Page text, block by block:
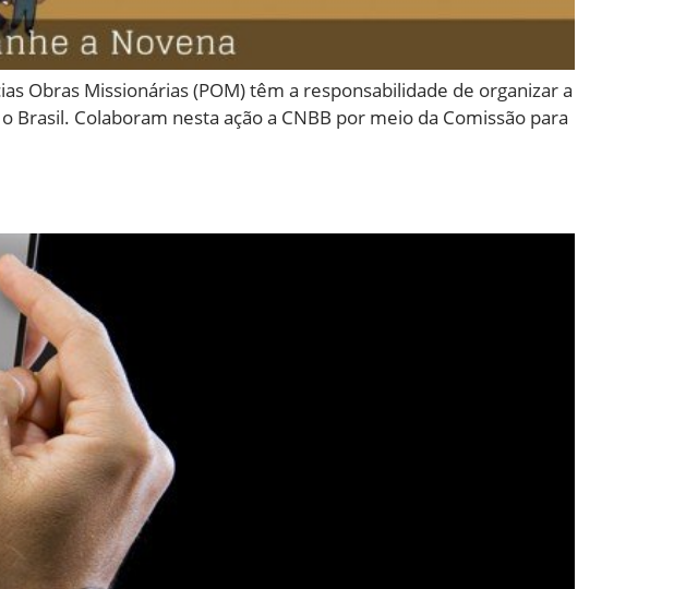
Obras Missionárias (POM) têm a responsabilidade de organizar a
Colaboram nesta ação a CNBB por meio da Comissão para